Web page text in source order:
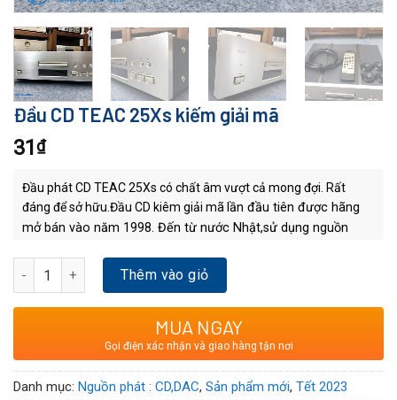
Đầu CD TEAC 25Xs kiếm giải mã
31 ₫
Đầu phát CD TEAC 25Xs có chất âm vượt cả mong đợi. Rất
đáng để sở hữu.Đầu CD kiêm giải mã lần đầu tiên được hãng
mở bán vào năm 1998. Đến từ nước Nhật,sử dụng nguồn
ngào,chi tiết .Bài hát có chiều sâu mang lại cảm giác không
gian lan toả.Thích hợp nghe các thể loại nhạc có tiết tấu
chậm như Bolero,voicos,nhạc chữ tình…..Teac 25XS được
mệnh danh là loại nồi đồng cối đá.Mắt khoẻ,trâu,máy cực kỳ
nặng lên đến 23kg.Thêm việc sử dụng bộ cơ VRDS rất có giá
trị, cực kỳ bền trong quá trình sử dụng.Máy chạy cực kỳ
mượt và êm.
Đầu CD TEAC 25Xs kiếm giải mã số lượng
Thêm vào giỏ
MUA NGAY
Gọi điện xác nhận và giao hàng tận nơi
Danh mục: Nguồn phát : CD,DAC, Sản phẩm mới, Tết 2023